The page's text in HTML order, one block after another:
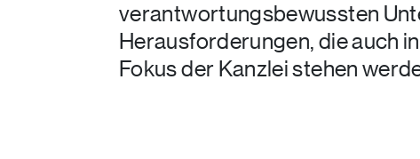
verantwortungsbewussten
Herausforderungen, die auch
Fokus der Kanzlei stehen